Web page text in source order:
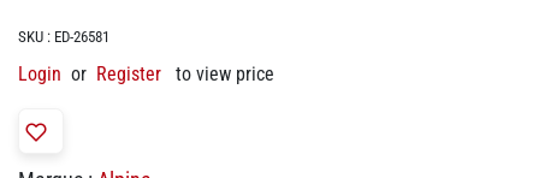
SKU : ED-26581
Login or Register to view price